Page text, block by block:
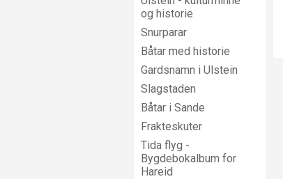
og historie
Snurparar
Båtar med historie
Gardsnamn i Ulstein
Slagstaden
Båtar i Sande
Frakteskuter
Tida flyg -
Bygdebokalbum for
Hareid